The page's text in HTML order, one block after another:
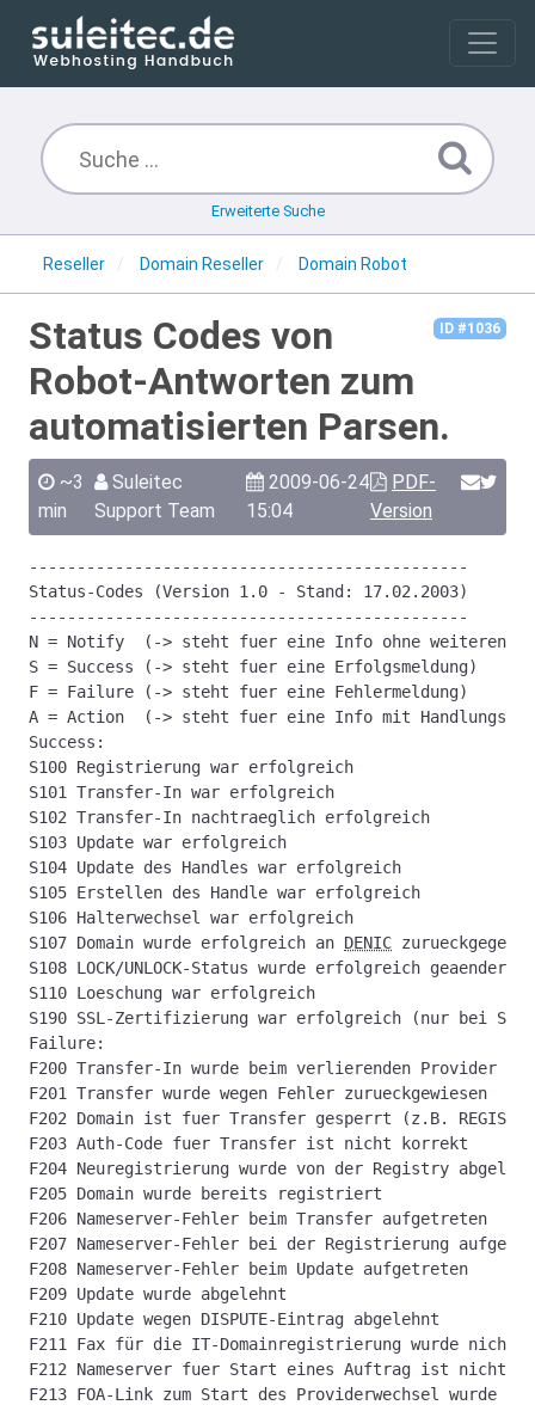
Erweiterte Suche
Reseller Domain Reseller Domain Robot
ID #1036
Status Codes von
Robot-Antworten zum
automatisierten Parsen.
~3
min
Suleitec
Support Team
2009-06-24
15:04
PDF-
Version
----------------------------------------------
Status-Codes (Version 1.0 - Stand: 17.02.2003)
----------------------------------------------
N = Notify  (-> steht fuer eine Info ohne weiteren
S = Success (-> steht fuer eine Erfolgsmeldung)
F = Failure (-> steht fuer eine Fehlermeldung)
A = Action  (-> steht fuer eine Info mit
Success:
S100 Registrierung war erfolgreich
S101 Transfer-In war erfolgreich
S102 Transfer-In nachtraeglich erfolgreich
S103 Update war erfolgreich
S104 Update des Handles war erfolgreich
S105 Erstellen des Handle war erfolgreich
S106 Halterwechsel war erfolgreich
S107 Domain wurde erfolgreich an DENIC
S108 LOCK/UNLOCK-Status wurde erfolgreich geaendert
S110 Loeschung war erfolgreich
S190 SSL-Zertifizierung war erfolgreich (nur bei
Failure:
F200 Transfer-In wurde beim verlierenden Provider
F201 Transfer wurde wegen Fehler zurueckgewiesen
F202 Domain ist fuer Transfer gesperrt (z.B.
F203 Auth-Code fuer Transfer ist nicht korrekt
F204 Neuregistrierung wurde von der Registry
F205 Domain wurde bereits registriert
F206 Nameserver-Fehler beim Transfer aufgetreten
F207 Nameserver-Fehler bei der Registrierung
F208 Nameserver-Fehler beim Update aufgetreten
F209 Update wurde abgelehnt
F210 Update wegen DISPUTE-Eintrag abgelehnt
F211 Fax für die IT-Domainregistrierung wurde nicht
F212 Nameserver fuer Start eines Auftrag ist nicht
F213 FOA-Link zum Start des Providerwechsel wurde